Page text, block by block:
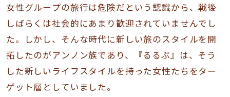
女性グループの旅行は危険だという認識から、戦後
しばらくは社会的にあまり歓迎されていませんでし
た。しかし、そんな時代に新しい旅のスタイルを開
拓したのがアンノン族であり、『るるぶ』は、そう
した新しいライフスタイルを持った女性たちをター
ゲット層としていました。